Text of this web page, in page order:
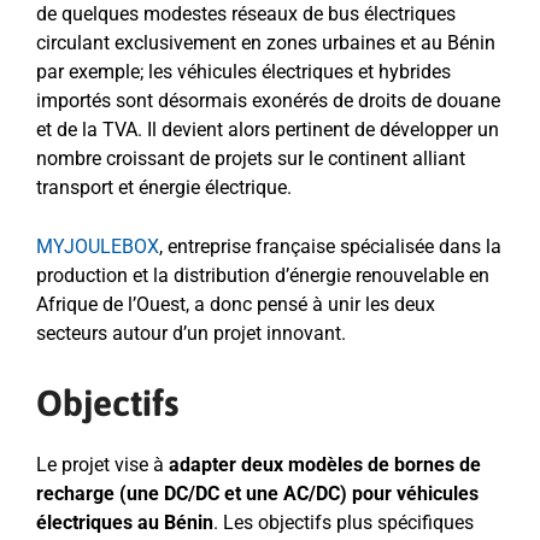
de quelques modestes réseaux de bus électriques
circulant exclusivement en zones urbaines et au Bénin
par exemple; les véhicules électriques et hybrides
importés sont désormais exonérés de droits de douane
et de la TVA. Il devient alors pertinent de développer un
nombre croissant de projets sur le continent alliant
transport et énergie électrique.
MYJOULEBOX, entreprise française spécialisée dans la
production et la distribution d’énergie renouvelable en
Afrique de l’Ouest, a donc pensé à unir les deux
secteurs autour d’un projet innovant.
Objectifs
Le projet vise à adapter deux modèles de bornes de
recharge (une DC/DC et une AC/DC) pour véhicules
électriques au Bénin. Les objectifs plus spécifiques